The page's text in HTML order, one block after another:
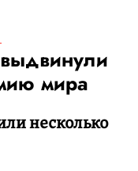
мира
несколько